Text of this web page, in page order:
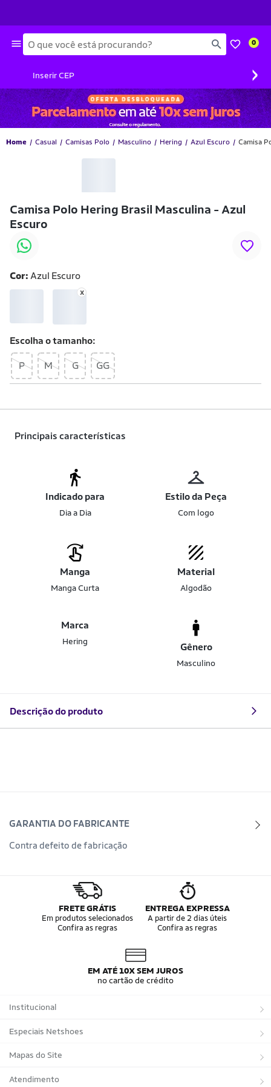
Busca 0
Inserir CEP ›
Home Casual Camisas Polo Masculino Hering Azul Escuro Camisa
Camisa Polo Hering Brasil Masculina - Azul
Escuro
Cor: Azul Escuro
Escolha otamanho
P M G GG
Principais características
Indicado para
Dia a Dia
Estilo da Peça
Com logo
Manga
Manga Curta
Material
Algodão
Marca
Hering Gênero
Masculino
Descrição do produto
GARANTIA DO FABRICANTE
Contra defeito de fabricação
FRETE GRÁTIS
Em produtos selecionados
Confira as regras
ENTREGA EXPRESSA
A partir de 2 dias úteis
Confira as regras
EM ATÉ 10X SEM JUROS
no cartão de crédito
Institucional
Sobre a Netshoes
Política de Privacidade
Programa de Afiliados
Especiais Netshoes
Suplementos
Corrida
Mapas do Site
Marcas
Atendimento